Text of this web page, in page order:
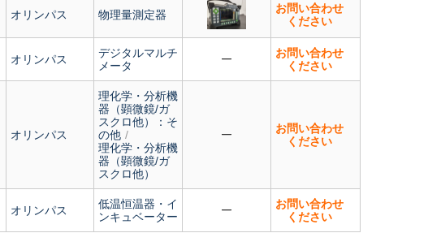
オリンパス 物理量測定器
お問い合わせ
ください
オリンパス
デジタルマルチ
メータ
お問い合わせ
ください
オリンパス
理化学・分析機
器（顕微鏡/ガ
スクロ他）：そ
の他
理化学・分析機
器（顕微鏡/ガ
スクロ他）
お問い合わせ
ください
オリンパス
低温恒温器・イ
ンキュベーター
お問い合わせ
ください